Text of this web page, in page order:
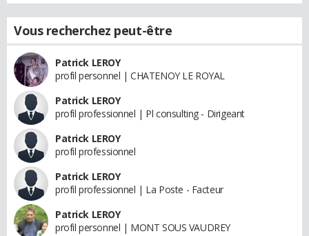
Vous recherchez peut-être
Patrick LEROY
profil personnel | CHATENOY LE ROYAL
Patrick LEROY
profil professionnel | Pl consulting - Dirigeant
Patrick LEROY
profil professionnel
Patrick LEROY
profil professionnel | La Poste - Facteur
Patrick LEROY
profil personnel | MONT SOUS VAUDREY